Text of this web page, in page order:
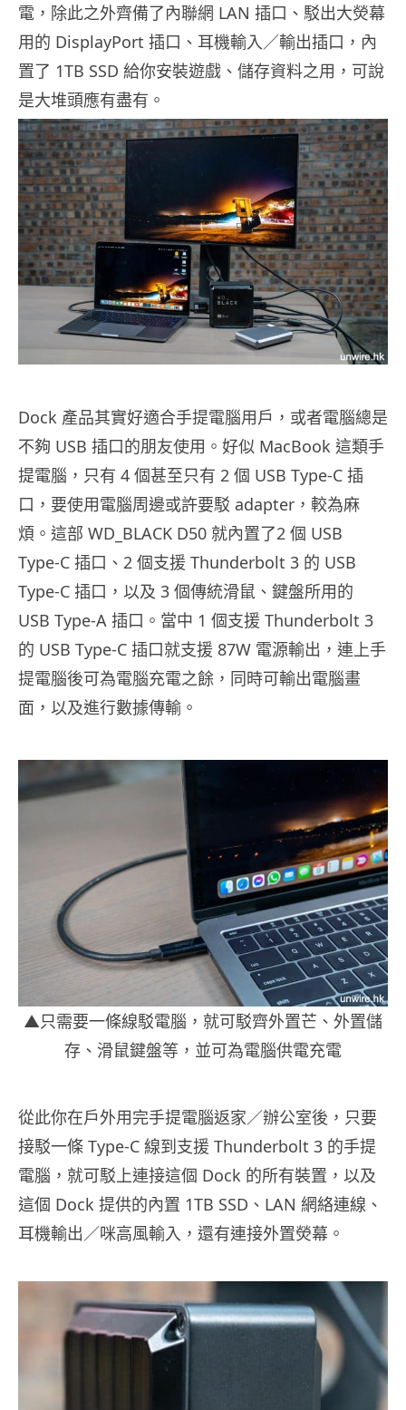
電，除此之外齊備了內聯網 LAN 插口、駁出大熒幕
用的 DisplayPort 插口、耳機輸入／輸出插口，內
置了 1TB SSD 給你安裝遊戲、儲存資料之用，可說
是大堆頭應有盡有。
Dock 產品其實好適合手提電腦用戶，或者電腦總是
不夠 USB 插口的朋友使用。好似 MacBook 這類手
提電腦，只有 4 個甚至只有 2 個 USB Type-C 插
口，要使用電腦周邊或許要駁 adapter，較為麻
煩。這部 WD_BLACK D50 就內置了2 個 USB
Type-C 插口、2 個支援 Thunderbolt 3 的 USB
Type-C 插口，以及 3 個傳統滑鼠、鍵盤所用的
USB Type-A 插口。當中 1 個支援 Thunderbolt 3
的 USB Type-C 插口就支援 87W 電源輸出，連上手
提電腦後可為電腦充電之餘，同時可輸出電腦畫
面，以及進行數據傳輸。
▲只需要一條線駁電腦，就可駁齊外置芒、外置儲
存、滑鼠鍵盤等，並可為電腦供電充電
從此你在戶外用完手提電腦返家／辦公室後，只要
接駁一條 Type-C 線到支援 Thunderbolt 3 的手提
電腦，就可駁上連接這個 Dock 的所有裝置，以及
這個 Dock 提供的內置 1TB SSD、LAN 網絡連線、
耳機輸出／咪高風輸入，還有連接外置熒幕。